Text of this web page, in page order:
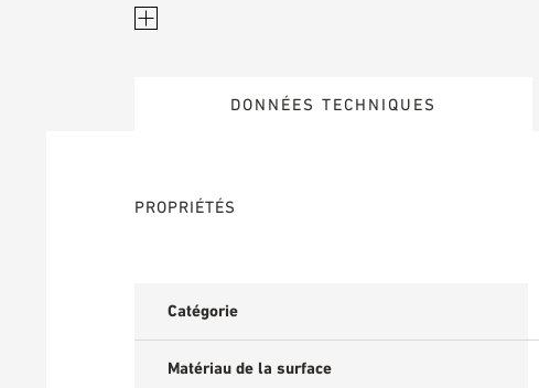
DONNÉES TECHNIQUES
PROPRIÉTÉS
Catégorie
Matériau de la surface